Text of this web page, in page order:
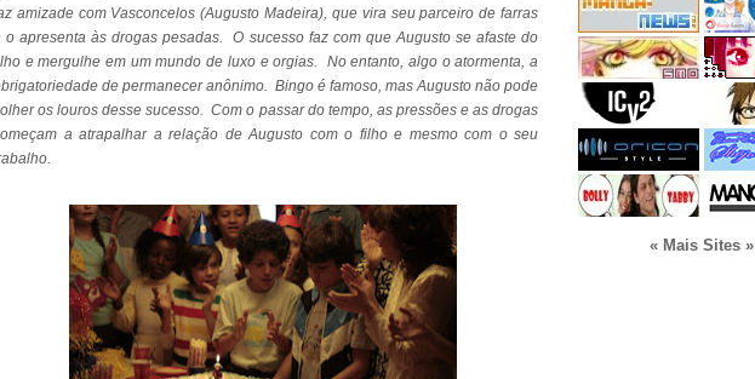
amizade com Vasconcelos (Augusto Madeira), que vira seu parceiro de farras
o apresenta às drogas pesadas. O sucesso faz com que Augusto se afaste do
e mergulhe em um mundo de luxo e orgias. No entanto, algo o atormenta, a
de permanecer anônimo. Bingo é famoso, mas Augusto não pode
os louros desse sucesso. Com o passar do tempo, as pressões e as drogas
a atrapalhar a relação de Augusto com o filho e mesmo com o seu
« Mais Sites »